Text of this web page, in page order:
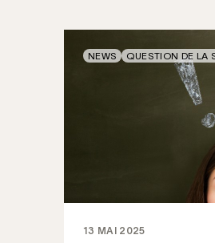
13 MAI 2025
NEWS QUESTION DE LA